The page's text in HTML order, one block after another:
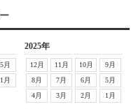
5月
1月
2025年
12月 11月 10月
9月
8月
7月 6月
5月
4月
3月 2月 1月